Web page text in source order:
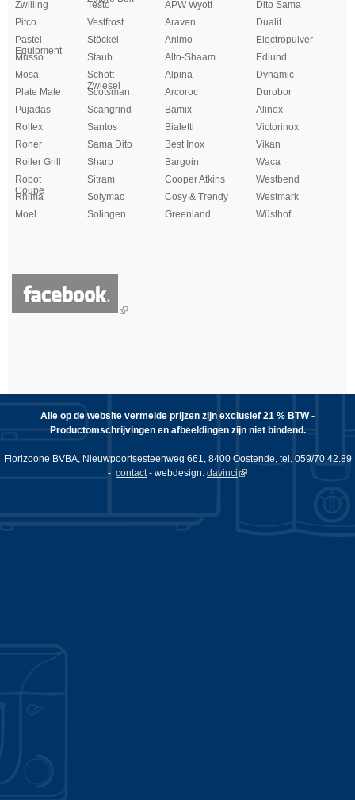
Zwilling Testo APW Wyott
Dito Sama
Pitco
Vestfrost Araven
Dualit
Pastel
Equipment
Stöckel Animo
Electropulver
Musso
Staub Alto-Shaam
Edlund
Mosa
Schott
Zwiesel
Alpina
Dynamic
Plate Mate
Scotsman Arcoroc
Durobor
Pujadas
Scangrind Bamix
Alinox
Roltex
Santos Bialetti
Victorinox
Roner
Sama Dito Best Inox
Vikan
Roller Grill
Sharp Bargoin
Waca
Robot
Coupe
Sitram Cooper Atkins
Westbend
Rhima
Solymac Cosy & Trendy
Westmark
Moel
Solingen Greenland Wüsthof
Alle op de website vermelde prijzen zijn exclusief 21 % BTW -
Productomschrijvingen en afbeeldingen zijn niet bindend.
Florizoone BVBA, Nieuwpoortsesteenweg 661, 8400 Oostende, tel. 059/70.42.89
- contact- webdesign: davinci